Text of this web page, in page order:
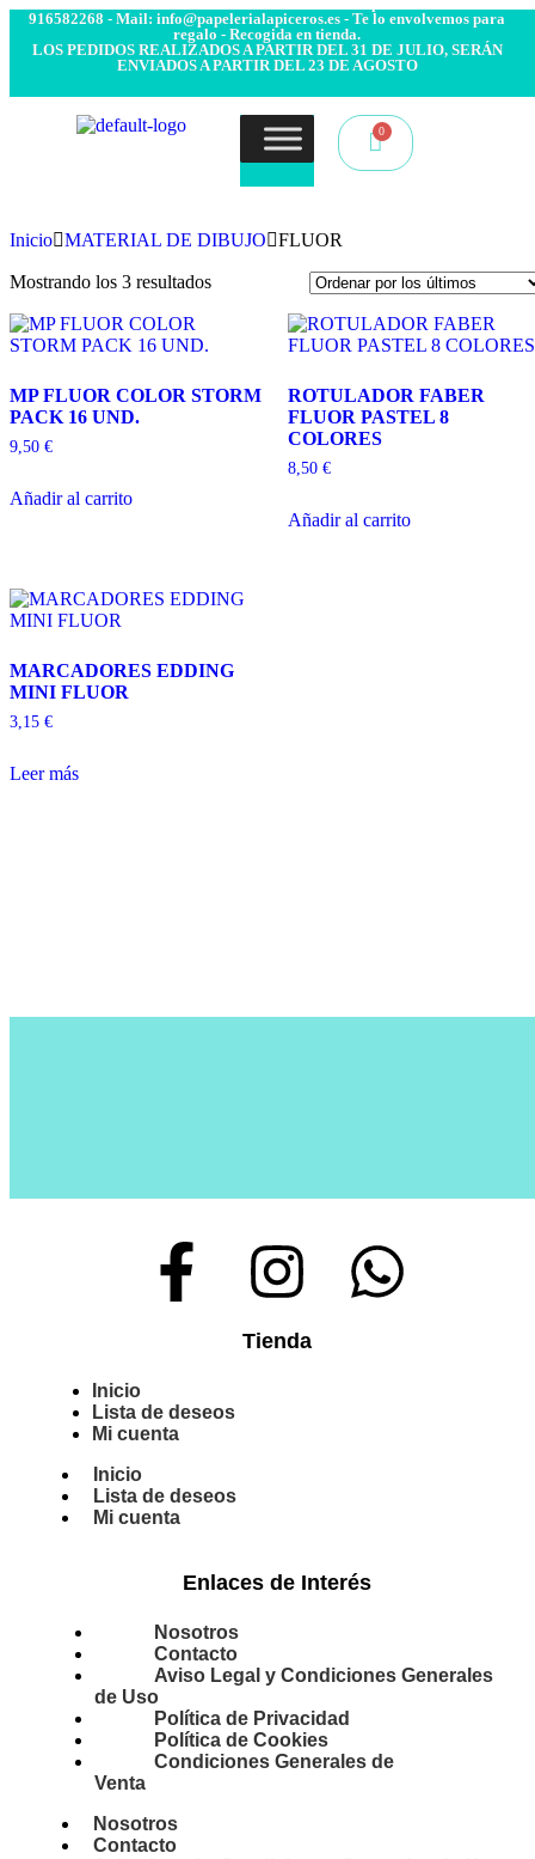
916582268 - Mail: info@papelerialapiceros.es - Te lo envolvemos para
regalo - Recogida en tienda.
LOS PEDIDOS REALIZADOS A PARTIR DEL 31 DE JULIO, SERÁN
ENVIADOS A PARTIR DEL 23 DE AGOSTO
Inicio MATERIAL DE DIBUJO FLUOR
Mostrando los 3 resultados
MP FLUOR COLOR STORM
PACK 16 UND.
9,50 €
Añadir al carrito
ROTULADOR FABER
FLUOR PASTEL 8
COLORES
8,50 €
Añadir al carrito
MARCADORES EDDING
MINI FLUOR
3,15 €
Leer más
Tienda
Inicio
Lista de deseos
Mi cuenta
Inicio
Lista de deseos
Mi cuenta
Enlaces de Interés
Nosotros
Contacto
Aviso Legal y Condiciones Generales
de Uso
Política de Privacidad
Política de Cookies
Condiciones Generales de
Venta
Nosotros
Contacto